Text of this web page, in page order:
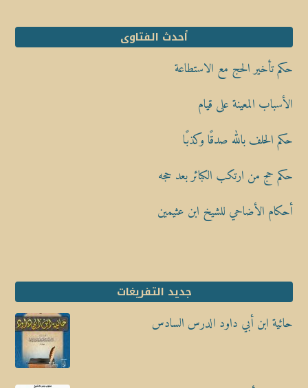
أحدث الفتاوى
حكم تأخير الحج مع الاستطاعة
الأسباب المعينة على قيام
حكم الحلف بالله صدقًا وكذبًا
حكم حج من ارتكب الكبائر بعد حجه
أحكام الأضاحي للشيخ ابن عثيمين
جديد التفريغات
حائية ابن أبي داود الدرس السادس